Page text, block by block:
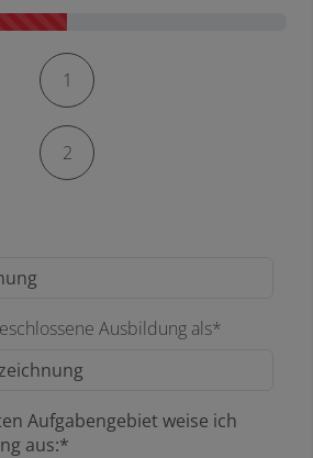
1
2
Ausbildung als*
Aufgabengebiet weise ich
aus:*